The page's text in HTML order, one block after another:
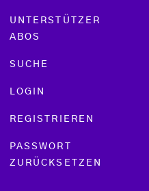
UNTERSTÜTZER
ABOS
SUCHE
LOGIN
REGISTRIEREN
PASSWORT
ZURÜCKSETZEN